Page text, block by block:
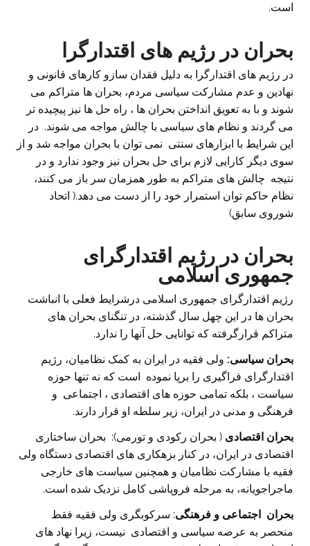
است.
بحران در رژیم های اقتدارگرا
در رژیم های اقتدارگرا به دلیل فقدان سازو کارهای قانونی و
نهادین و عدم مشارکت سیاسی مردم، بحران ها متراکم می
شوند و با به تعویق انداختن بحران ها ، راه حل ها نیز پیچیده تر
می گردند و نظام های سیاسی با چالش مواجه می شوند. در
این شرایط با ابزارهای سنتی نمی توان با بحران مواجه شد و از
سوی دیگر کارایی لازم برای حل بحران نیز وجود ندارد و در
نتیجه چالش های متراکم به طور همزمان سر باز می کنند،
نظام حاکم توان استمرار خود را از دست می دهد.( اتحاد
شوروی سابق)
بحران در رژیم اقتدارگرای
جمهوری اسلامی
رژیم اقتدارگرای جمهوری اسلامی درشرایط فعلی با انباشت
بحران ها در این چهل سال گذشته، در تنگنای بحران های
متراکم قرارگرفته که توانایی حل آنها را ندارد.
بحران سیاسی: ولی فقیه در ایران به کمک نظامیان، رژیم
اقتدارگرای فراگیری را برپا نموده است که نه تنها حوزه
سیاست ، بلکه تمامی حوزه های اقتصادی ، اجتماعی و
فرهنگی و مدنی در ایران، زیر سلطه او قرار دارند.
بحران اقتصادی ( بحران رکودی و تورمی): بحران ساختاری
اقتصادی در ایران، در کنار بزهکاری های اقتصادی دستگاه ولی
فقیه با مشارکت نظامیان و همچنین سیاست های خارجی
ماجراجویانه، به مرحله فروپاشی کامل نزدیک شده است.
بحران اجتماعی و فرهنگی: سرکوبگری ولی فقیه فقط
منحصر به عرصه سیاسی و اقتصادی نیست، زیرا نهاد های